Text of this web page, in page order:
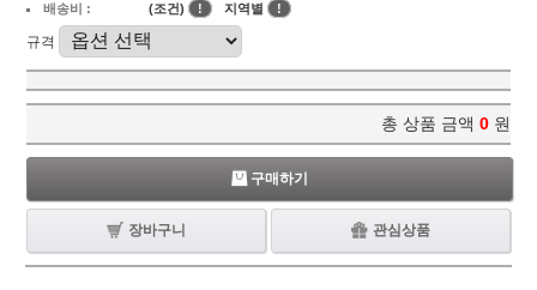
배송비 :
(조건) ! 지역별 !
규격
총 상품 금액 0 원
구매하기
장바구니 관심상품